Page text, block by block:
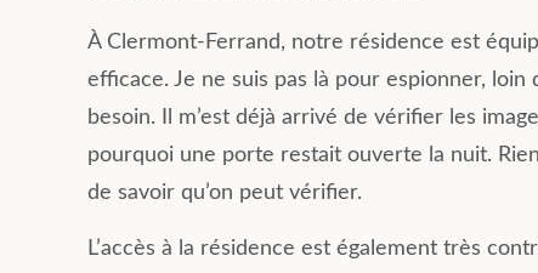
À Clermont-Ferrand, notre résidence est
efficace. Je ne suis pas là pour espionner,
besoin. Il m’est déjà arrivé de vérifier les
pourquoi une porte restait ouverte la nuit.
de savoir qu’on peut vérifier.
L’accès à la résidence est également très